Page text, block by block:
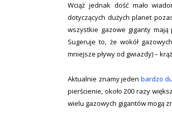
Wciąż jednak dość mało
dotyczących dużych planet
wszystkie gazowe giganty mają
Sugeruje to, że wokół
mniejsze pływy od gwiazdy) –
Aktualnie znamy jeden bardzo
pierścienie, około 200 razy
wielu gazowych gigantów mogą